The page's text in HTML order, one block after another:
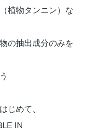
植物タンニン）な
の抽出成分のみを
じめて、
IN